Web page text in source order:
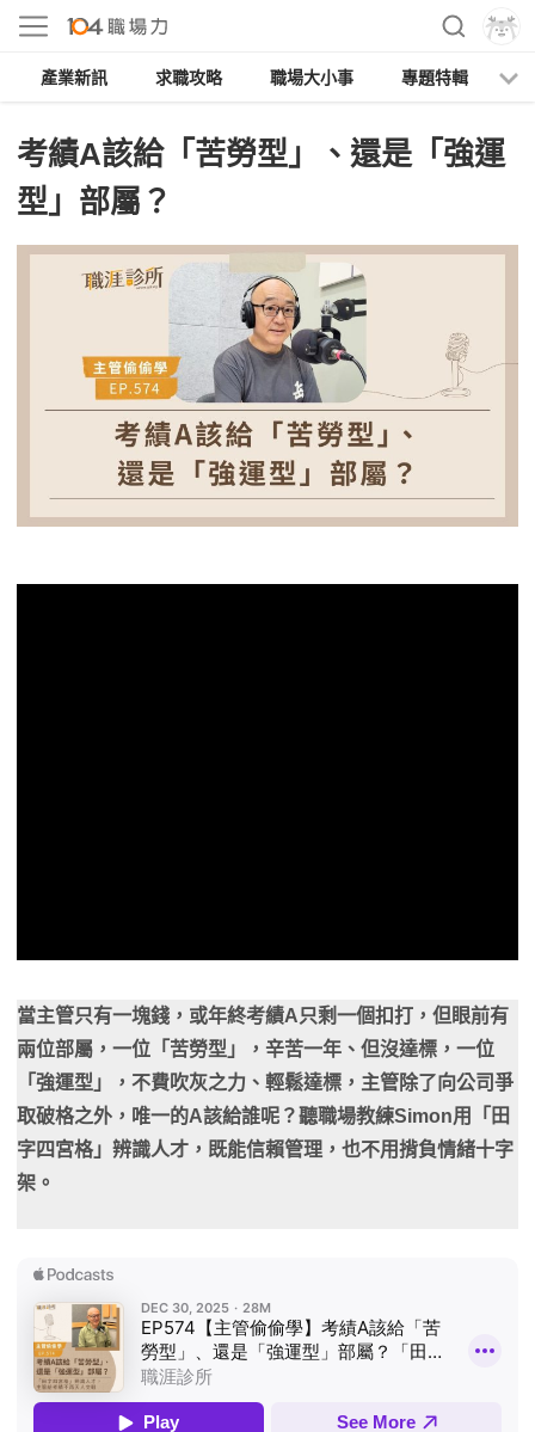
產業新訊 求職攻略 職場大小事 專題特輯
考績A該給「苦勞型」、還是「強運
型」部屬？
當主管只有一塊錢，或年終考績A只剩一個扣打，但眼前有
兩位部屬，一位「苦勞型」，辛苦一年、但沒達標，一位
「強運型」，不費吹灰之力、輕鬆達標，主管除了向公司爭
取破格之外，唯一的A該給誰呢？聽職場教練Simon用「田
字四宮格」辨識人才，既能信賴管理，也不用揹負情緒十字
架。